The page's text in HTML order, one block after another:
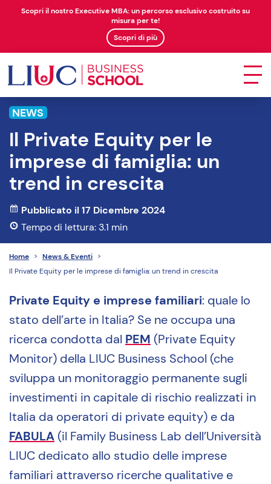
Scopri il nostro Executive MBA: un percorso esclusivo costruito su
misura per te!
Scopri di più
NEWS
Il Private Equity per le
imprese di famiglia: un
trend in crescita
Pubblicato il 17 Dicembre 2024
Tempo di lettura: 3.1 min
Home > News & Eventi >
Il Private Equity per le imprese di famiglia: un trend in crescita
Private Equity e imprese familiari: quale lo
stato dell’arte in Italia? Se ne occupa una
ricerca condotta dal PEM (Private Equity
Monitor) della LIUC Business School (che
sviluppa un monitoraggio permanente sugli
investimenti in capitale di rischio realizzati in
Italia da operatori di private equity) e da
FABULA (il Family Business Lab dell’Università
LIUC dedicato allo studio delle imprese
familiari attraverso ricerche qualitative e